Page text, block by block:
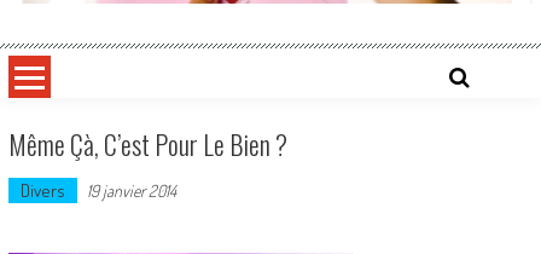
Même Çà, C’est Pour Le Bien ?
Divers 19 janvier 2014